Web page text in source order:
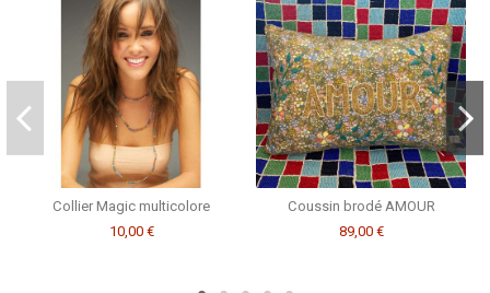
Collier Magic multicolore
10,00 €
Coussin brodé AMOUR
89,00 €